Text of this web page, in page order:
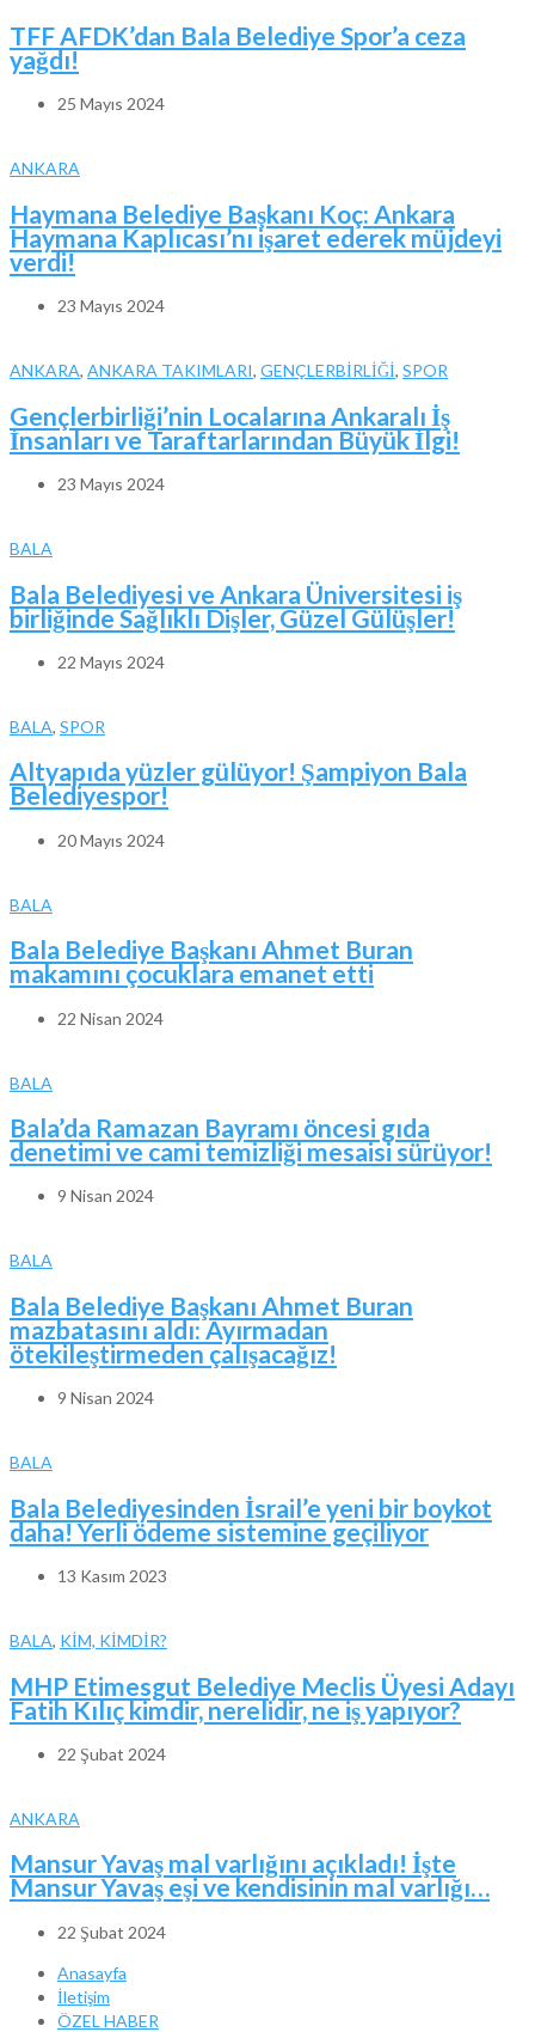
TFF AFDK’dan Bala Belediye Spor’a ceza
yağdı!
25 Mayıs 2024
ANKARA
Haymana Belediye Başkanı Koç: Ankara
Haymana Kaplıcası’nı işaret ederek müjdeyi
verdi!
23 Mayıs 2024
ANKARA, ANKARA TAKIMLARI, GENÇLERBİRLİĞİ, SPOR
Gençlerbirliği’nin Localarına Ankaralı İş
İnsanları ve Taraftarlarından Büyük İlgi!
23 Mayıs 2024
BALA
Bala Belediyesi ve Ankara Üniversitesi iş
birliğinde Sağlıklı Dişler, Güzel Gülüşler!
22 Mayıs 2024
BALA, SPOR
Altyapıda yüzler gülüyor! Şampiyon Bala
Belediyespor!
20 Mayıs 2024
BALA
Bala Belediye Başkanı Ahmet Buran
makamını çocuklara emanet etti
22 Nisan 2024
BALA
Bala’da Ramazan Bayramı öncesi gıda
denetimi ve cami temizliği mesaisi sürüyor!
9 Nisan 2024
BALA
Bala Belediye Başkanı Ahmet Buran
mazbatasını aldı: Ayırmadan
ötekileştirmeden çalışacağız!
9 Nisan 2024
BALA
Bala Belediyesinden İsrail’e yeni bir boykot
daha! Yerli ödeme sistemine geçiliyor
13 Kasım 2023
BALA, KİM, KİMDİR?
MHP Etimesgut Belediye Meclis Üyesi Adayı
Fatih Kılıç kimdir, nerelidir, ne iş yapıyor?
22 Şubat 2024
ANKARA
Mansur Yavaş mal varlığını açıkladı! İşte
Mansur Yavaş eşi ve kendisinin mal varlığı…
22 Şubat 2024
Anasayfa
İletişim
ÖZEL HABER